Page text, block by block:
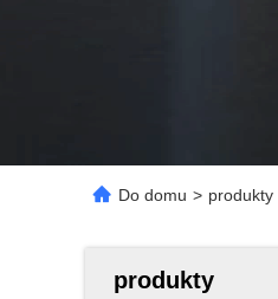
Do domu > produkty
produkty